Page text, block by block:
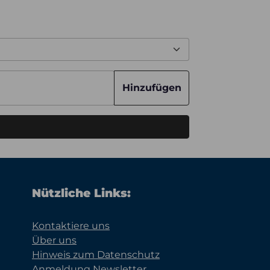
Hinzufügen
Nützliche Links:
Kontaktiere uns
Über uns
Hinweis zum Datenschutz